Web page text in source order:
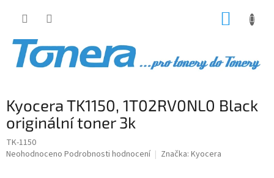
Kyocera TK1150, 1T02RV0NL0 Black
originální toner 3k
TK-1150
Průměrné
Neohodnoceno Podrobnosti hodnocení Značka: Kyocera